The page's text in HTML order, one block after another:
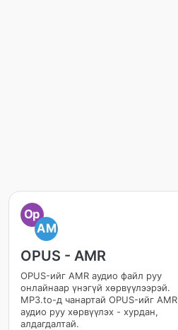
Op
AM
OPUS - AMR
OPUS-ийг AMR аудио файл руу
онлайнаар үнэгүй хөрвүүлээрэй.
MP3.to-д чанартай OPUS-ийг AMR
аудио руу хөрвүүлэх - хурдан,
алдагдалтай.